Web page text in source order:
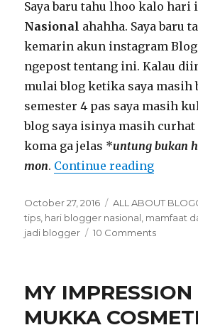
Saya baru tahu lhoo kalo
Nasional ahahha. Saya baru
kemarin akun instagram
ngepost tentang ini. Kalau
mulai blog ketika saya masih
semester 4 pas saya masih
blog saya isinya masih
koma ga jelas *untung bukan
mon. Continue reading
Posted
on
October 27, 2016 Categories
ALL ABOUT
tips hari blogger nasional mamfaat
jadi blogger
10 Comments
dapat
menjadi
MY
MUKKA